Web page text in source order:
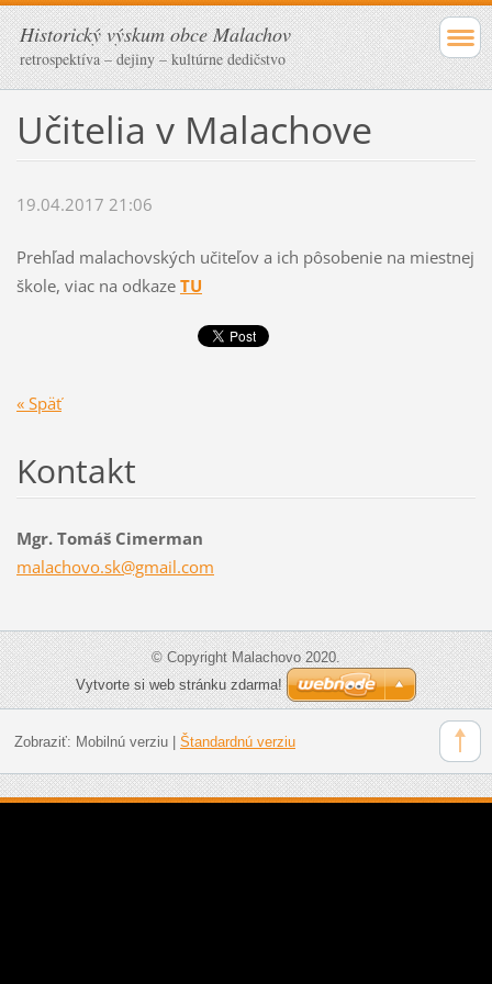
Historický výskum obce Malachov
retrospektíva – dejiny – kultúrne dedičstvo
Učitelia v Malachove
19.04.2017 21:06
Prehľad malachovských učiteľov a ich pôsobenie na miestnej
škole, viac na odkaze TU
« Späť
Kontakt
Mgr. Tomáš Cimerman
malachovo.sk@gmail.com
© Copyright Malachovo 2020.
Vytvorte si web stránku zdarma!
Zobraziť: Mobilnú verziu| Štandardnú verziu